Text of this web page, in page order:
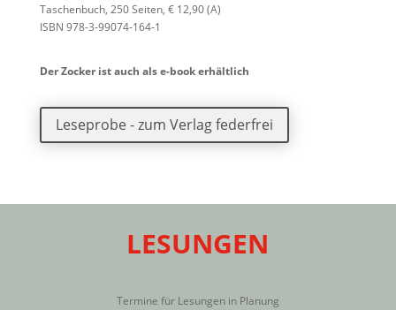
Taschenbuch, 250 Seiten, € 12,90 (A)
ISBN 978-3-99074-164-1
Der Zocker ist auch als e-book erhältlich
Leseprobe - zum Verlag federfrei
LESUNGEN
Termine für Lesungen in Planung